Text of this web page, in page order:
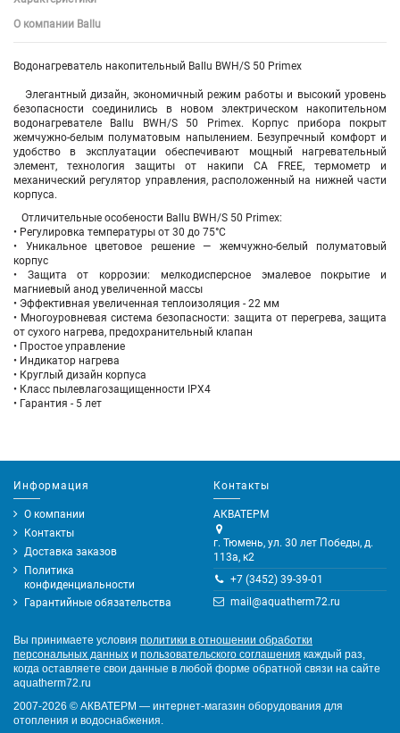
О компании Ballu
Водонагреватель накопительный Ballu BWH/S 50 Primex
Элегантный дизайн, экономичный режим работы и высокий уровень
безопасности соединились в новом электрическом накопительном
водонагревателе Ballu BWH/S 50 Primex. Корпус прибора покрыт
жемчужно-белым полуматовым напылением. Безупречный комфорт и
удобство в эксплуатации обеспечивают мощный нагревательный
элемент, технология защиты от накипи CA FREE, термометр и
механический регулятор управления, расположенный на нижней части
корпуса.
Отличительные особености Ballu BWH/S 50 Primex:
• Регулировка температуры от 30 до 75°С
• Уникальное цветовое решение — жемчужно-белый полуматовый
корпус
• Защита от коррозии: мелкодисперсное эмалевое покрытие и
магниевый анод увеличенной массы
• Эффективная увеличенная теплоизоляция - 22 мм
• Многоуровневая система безопасности: защита от перегрева, защита
от сухого нагрева, предохранительный клапан
• Простое управление
• Индикатор нагрева
• Круглый дизайн корпуса
• Класс пылевлагозащищенности IPX4
• Гарантия - 5 лет
Информация
О компании
Контакты
Доставка заказов
Политика
конфиденциальности
Гарантийные обязательства
Контакты
АКВАТЕРМ
г. Тюмень, ул. 30 лет Победы, д.
113а, к2
+7 (3452) 39-39-01
mail@aquatherm72.ru
Вы принимаете условия политики в отношении обработки
персональных данных и пользовательского соглашения каждый раз,
когда оставляете свои данные в любой форме обратной связи на сайте
aquatherm72.ru
2007-2026 © АКВАТЕРМ — интернет-магазин оборудования для
отопления и водоснабжения.